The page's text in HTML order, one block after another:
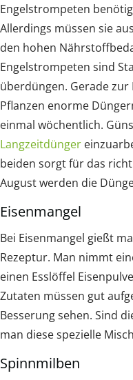
Engelstrompeten
Allerdings müssen sie
den hohen
Engelstrompeten sind
überdüngen. Gerade
Pflanzen enorme
einmal wöchentlich.
Langzeitdünger
beiden sorgt für das
August werden die
Eisenmangel
Bei Eisenmangel gießt
Rezeptur. Man nimmt
einen Esslöffel
Zutaten müssen gut
Besserung sehen. Sind
man diese spezielle
Spinnmilben